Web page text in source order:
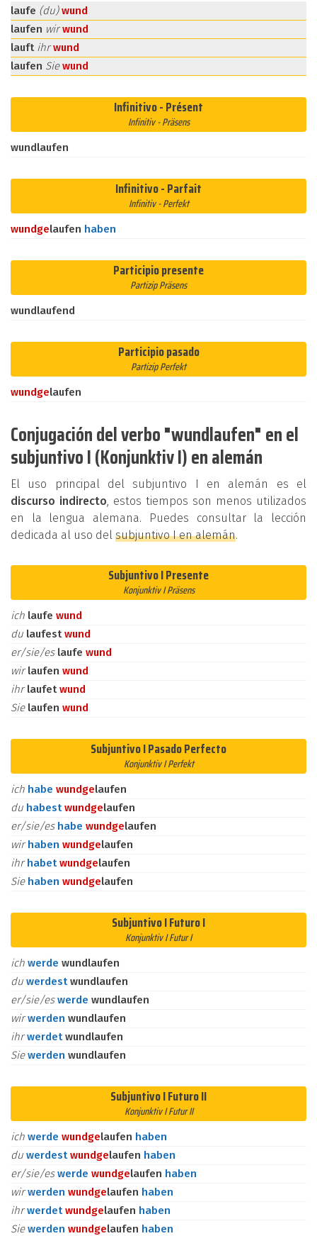
laufe (du)wund
laufen wirwund
lauft ihrwund
laufen Siewund
Infinitivo - Présent
Infinitiv - Präsens
wundlaufen
Infinitivo - Parfait
Infinitiv - Perfekt
wundgelaufen haben
Participio presente
Partizip Präsens
wundlaufend
Participio pasado
Partizip Perfekt
wundgelaufen
Conjugación del verbo "wundlaufen" en el
subjuntivo I (Konjunktiv I) en alemán
El uso principal del subjuntivo I en alemán es el
discurso indirecto, estos tiempos son menos utilizados
en la lengua alemana. Puedes consultar la lección
dedicada al uso del subjuntivo I en alemán.
Subjuntivo I Presente
Konjunktiv I Präsens
ich laufe wund
du laufestwund
er/sie/es laufe wund
wirlaufen wund
ihrlaufetwund
Sie laufen wund
Subjuntivo I Pasado Perfecto
Konjunktiv I Perfekt
ich habe wundgelaufen
du habestwundgelaufen
er/sie/es habe wundgelaufen
wirhaben wundgelaufen
ihrhabetwundgelaufen
Sie haben wundgelaufen
Subjuntivo I Futuro I
Konjunktiv I Futur I
ich werde wundlaufen
du werdestwundlaufen
er/sie/eswerde wundlaufen
wirwerden wundlaufen
ihrwerdetwundlaufen
Siewerden wundlaufen
Subjuntivo I Futuro II
Konjunktiv I Futur II
ich werde wundgelaufen haben
du werdestwundgelaufen haben
er/sie/eswerde wundgelaufen haben
wirwerden wundgelaufen haben
ihrwerdetwundgelaufen haben
Siewerden wundgelaufen haben